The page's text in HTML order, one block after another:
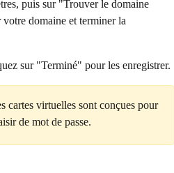
puis sur "Trouver le domaine
domaine et terminer la
sur "Terminé" pour les enregistrer.
cartes virtuelles sont conçues pour
de mot de passe.